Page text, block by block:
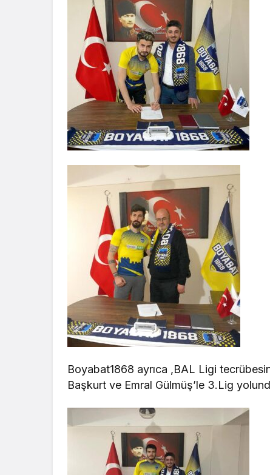
Boyabat1868 ayrıca ,BAL Ligi
Başkurt ve Emral Gülmüş’le 3.Lig